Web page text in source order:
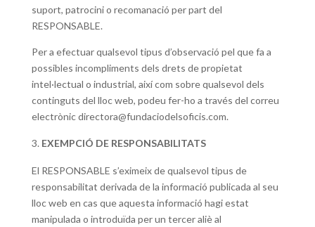
suport, patrocini o recomanació per part del
RESPONSABLE.
Per a efectuar qualsevol tipus d’observació pel que fa a
possibles incompliments dels drets de propietat
intel·lectual o industrial, així com sobre qualsevol dels
continguts del lloc web, podeu fer-ho a través del correu
electrònic directora@fundaciodelsoficis.com.
EXEMPCIÓ DE RESPONSABILITATS
El RESPONSABLE s’eximeix de qualsevol tipus de
responsabilitat derivada de la informació publicada al seu
lloc web en cas que aquesta informació hagi estat
manipulada o introduïda per un tercer aliè al